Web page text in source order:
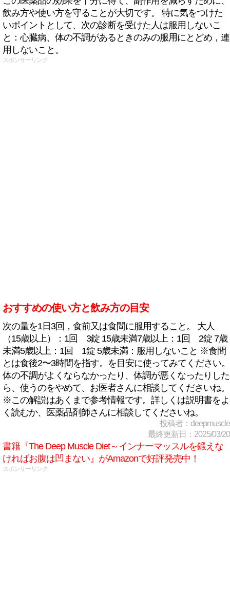
飲み方や使い方を守ることが大切です。 特に気をつけた
いポイントとして、次の診断を受けた人は服用しないこ
と：心臓病、体の不調があるときのみの服用にとどめ，連
用しないこと。
スポンサーリンク
おすすめの使い方と飲み方の目安
次の量を1日3回，食前又は食間に服用すること。 大人
（15歳以上）：1回 3錠 15歳未満7歳以上：1回 2錠 7歳
未満5歳以上：1回 1錠 5歳未満：服用しないこと ※食間
とは食後2〜3時間を指す。を目安に使ってみてください。
体の不調がよくならなかったり、体調が悪くなったりした
ら、使うのをやめて、お医者さんに相談してくださいね。
※この解説はあくまで参考情報です。詳しくは説明書をよ
く読むか、医薬品剤師さんに相談してくださいね。
投稿者：deepmuscle
最終更新日：2025/03/20
書籍『The Deep Muscle Diet～インナーマッスルを鍛えな
ければお腹は凹まない』がAmazonで好評発売中！
スポンサーリンク